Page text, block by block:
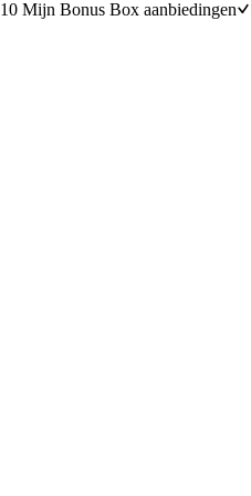
10 Mijn Bonus Box aanbiedingen